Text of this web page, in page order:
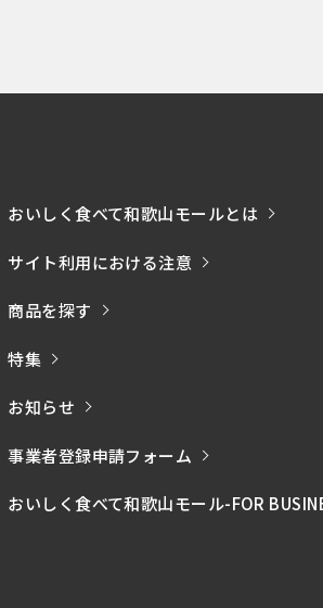
おいしく食べて和歌山モールとは
サイト利用における注意
商品を探す
特集
お知らせ
事業者登録申請フォーム
おいしく食べて和歌山モール-FOR